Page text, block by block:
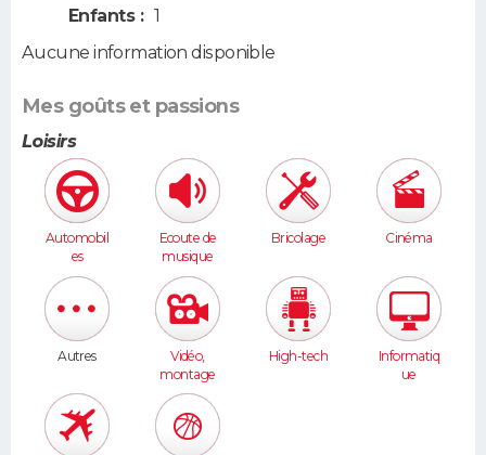
Enfants : 1
Aucune information disponible
Mes goûts et passions
Loisirs
Automobil
es
Ecoute de
musique
Bricolage Cinéma
Autres
Vidéo,
montage
High-tech
Informatiq
ue